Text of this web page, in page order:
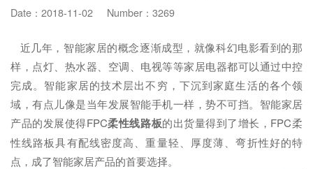
Date：2018-11-02 Number：3269
近几年，智能家居的概念逐渐成型，就像科幻电影看到的那
样，点灯、热水器、空调、电视等等家居电器都可以通过中控
完成。智能家居的技术层出不穷，下沉到家庭生活的各个领
域，有点儿像是当年发展智能手机一样，势不可挡。智能家居
产品的发展使得FPC柔性线路板的出货量得到了增长，FPC柔
性线路板具有配线密度高、重量轻、厚度薄、弯折性好的特
点，成了智能家居产品的首要选择。